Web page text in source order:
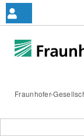
Fraunhofer-